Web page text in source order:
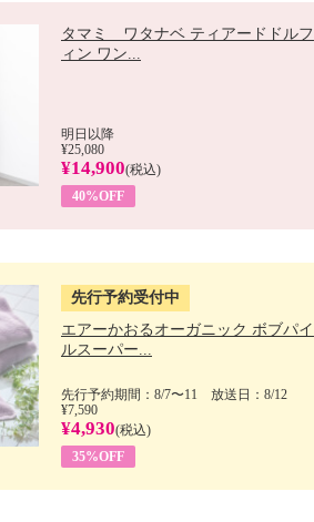
タマミ ワタナベ ティアードドルフ
ィン ワン...
明日以降
¥25,080
¥14,900(税込)
40%OFF
先行予約受付中
エアーかおるオーガニック ボブパイ
ルスーパー...
先行予約期間：8/7〜11 放送日：8/12
¥7,590
¥4,930(税込)
35%OFF